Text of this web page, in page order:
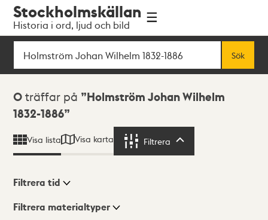
navigationen
huvudinnehållet
Stockholmskällan
Historia i ord, ljud och bild
Sök
Sök
Sökresultat
0 träffar på
Holmström Johan Wilhelm
1832-1886
Visa lista Visa karta Filtrera
Visningsläge
Filtrera tid
Filtrera materialtyper